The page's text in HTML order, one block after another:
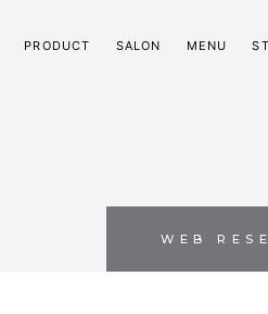
WEB
PRODUCT SALON MENU